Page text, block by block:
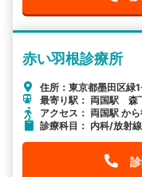
赤い羽根診療所
住所：東京都墨田区
最寄り駅： 両国駅
アクセス： 両国駅 か
診療科目： 内科/放射